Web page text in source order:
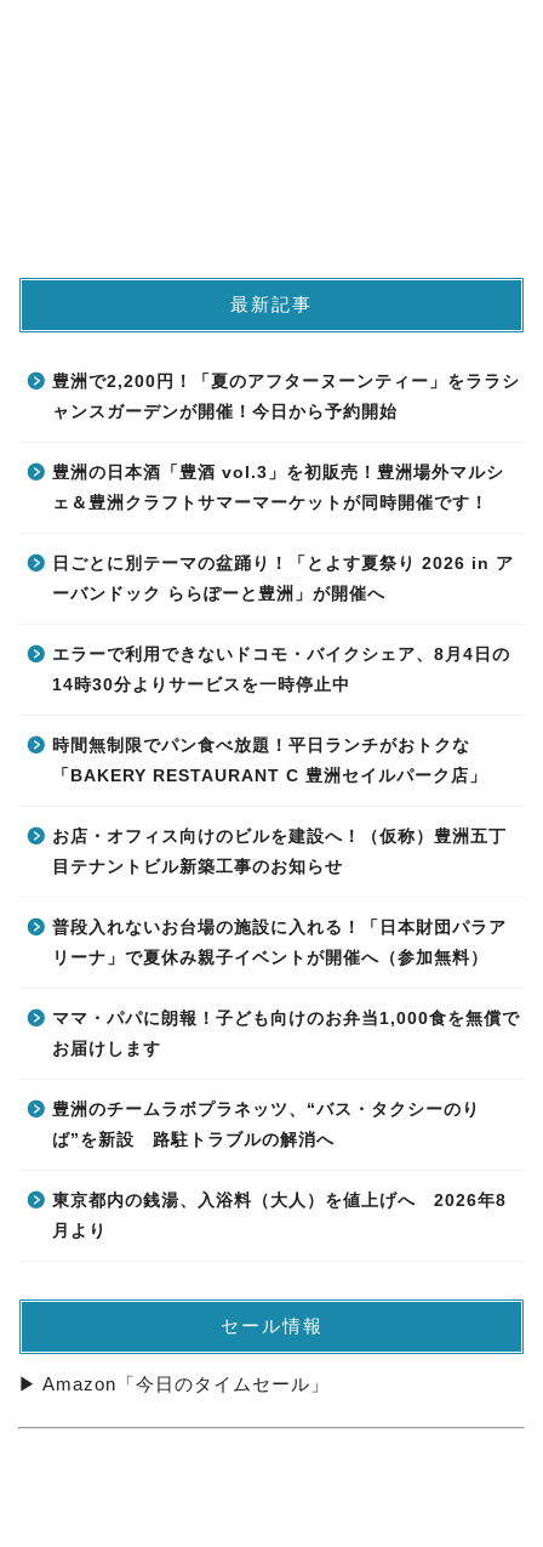
最新記事
豊洲で2,200円！「夏のアフターヌーンティー」をララシ
ャンスガーデンが開催！今日から予約開始
豊洲の日本酒「豊酒 vol.3」を初販売！豊洲場外マルシ
ェ＆豊洲クラフトサマーマーケットが同時開催です！
日ごとに別テーマの盆踊り！「とよす夏祭り 2026 in ア
ーバンドック ららぽーと豊洲」が開催へ
エラーで利用できないドコモ・バイクシェア、8月4日の
14時30分よりサービスを一時停止中
時間無制限でパン食べ放題！平日ランチがおトクな
「BAKERY RESTAURANT C 豊洲セイルパーク店」
お店・オフィス向けのビルを建設へ！（仮称）豊洲五丁
目テナントビル新築工事のお知らせ
普段入れないお台場の施設に入れる！「日本財団パラア
リーナ」で夏休み親子イベントが開催へ（参加無料）
ママ・パパに朗報！子ども向けのお弁当1,000食を無償で
お届けします
豊洲のチームラボプラネッツ、“バス・タクシーのり
ば”を新設 路駐トラブルの解消へ
東京都内の銭湯、入浴料（大人）を値上げへ 2026年8
月より
セール情報
▶ Amazon「今日のタイムセール」